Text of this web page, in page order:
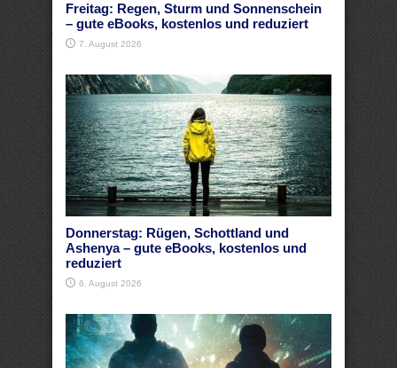
Freitag: Regen, Sturm und Sonnenschein
– gute eBooks, kostenlos und reduziert
7. August 2026
Donnerstag: Rügen, Schottland und
Ashenya – gute eBooks, kostenlos und
reduziert
6. August 2026